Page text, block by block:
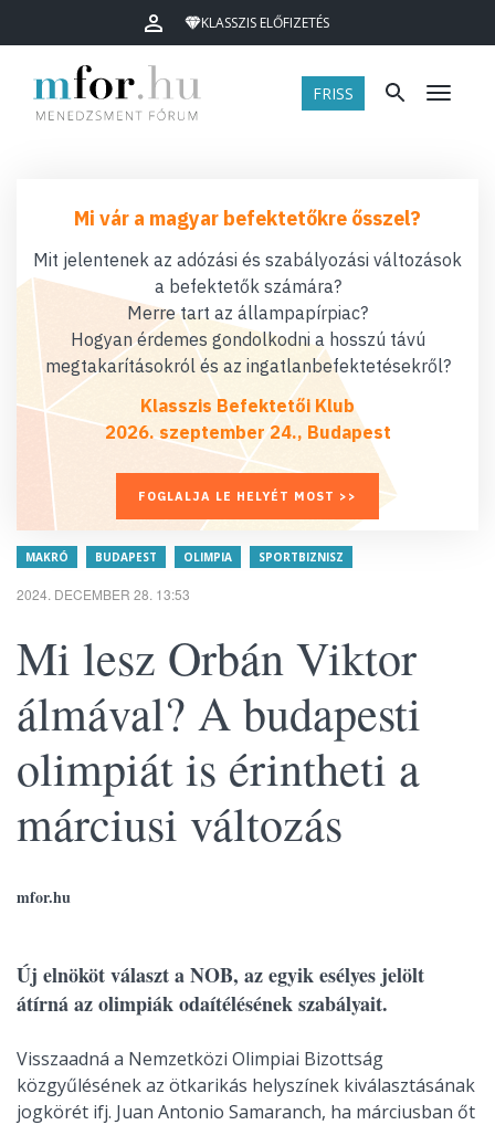
KLASSZIS ELŐFIZETÉS
FRISS Menü
Mi vár a magyar befektetőkre ősszel?
Mit jelentenek az adózási és szabályozási változások
a befektetők számára?
Merre tart az állampapírpiac?
Hogyan érdemes gondolkodni a hosszú távú
megtakarításokról és az ingatlanbefektetésekről?
Klasszis Befektetői Klub
2026. szeptember 24., Budapest
FOGLALJA LE HELYÉT MOST >>
MAKRÓ BUDAPEST OLIMPIA SPORTBIZNISZ
2024. DECEMBER 28. 13:53
Mi lesz Orbán Viktor
álmával? A budapesti
olimpiát is érintheti a
márciusi változás
mfor.hu
Új elnököt választ a NOB, az egyik esélyes jelölt
átírná az olimpiák odaítélésének szabályait.
Visszaadná a Nemzetközi Olimpiai Bizottság
közgyűlésének az ötkarikás helyszínek kiválasztásának
jogkörét ifj. Juan Antonio Samaranch, ha márciusban őt